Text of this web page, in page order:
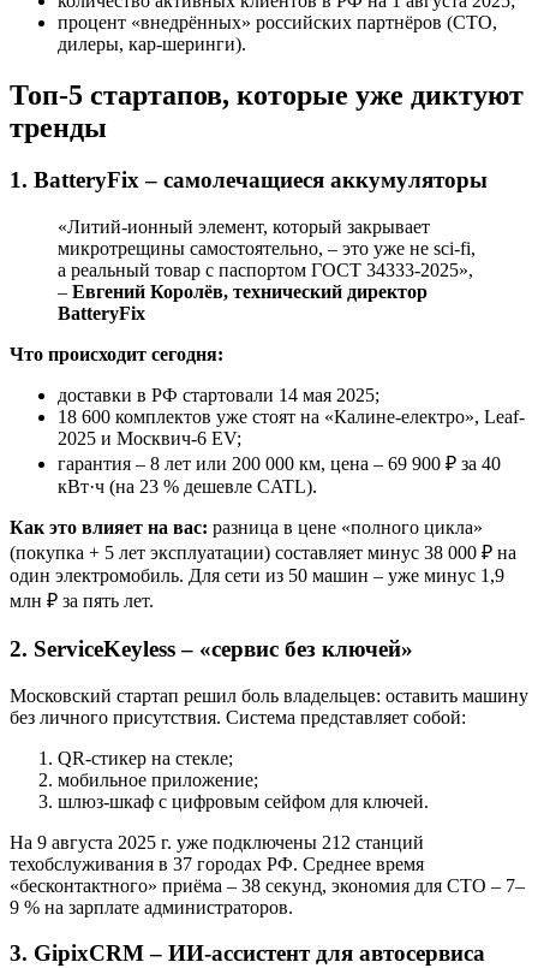
процент «внедрённых» российских партнёров (СТО,
дилеры, кар-шеринги).
Топ-5 стартапов, которые уже диктуют
тренды
1. BatteryFix – самолечащиеся аккумуляторы
«Литий-ионный элемент, который закрывает
микротрещины самостоятельно, – это уже не sci-fi,
а реальный товар с паспортом ГОСТ 34333-2025»,
– Евгений Королёв, технический директор
BatteryFix
Что происходит сегодня:
доставки в РФ стартовали 14 мая 2025;
18 600 комплектов уже стоят на «Калине-електро», Leaf-
2025 и Москвич-6 EV;
гарантия – 8 лет или 200 000 км, цена – 69 900 ₽ за 40
кВт·ч (на 23 % дешевле CATL).
Как это влияет на вас: разница в цене «полного цикла»
(покупка + 5 лет эксплуатации) составляет минус 38 000 ₽ на
один электромобиль. Для сети из 50 машин – уже минус 1,9
млн ₽ за пять лет.
2. ServiceKeyless – «сервис без ключей»
Московский стартап решил боль владельцев: оставить машину
без личного присутствия. Система представляет собой:
QR-стикер на стекле;
мобильное приложение;
шлюз-шкаф с цифровым сейфом для ключей.
На 9 августа 2025 г. уже подключены 212 станций
техобслуживания в 37 городах РФ. Среднее время
«бесконтактного» приёма – 38 секунд, экономия для СТО – 7–
9 % на зарплате администраторов.
3. GipixCRM – ИИ-ассистент для автосервиса